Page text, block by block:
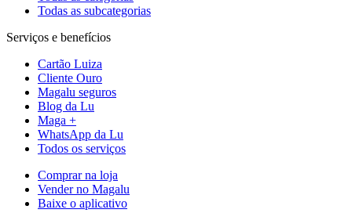
Todas as subcategorias
Serviços e benefícios
Cartão Luiza
Cliente Ouro
Magalu seguros
Blog da Lu
Maga +
WhatsApp da Lu
Todos os serviços
Comprar na loja
Vender no Magalu
Baixe o aplicativo